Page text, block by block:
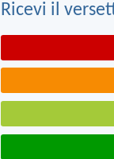
Ricevi il